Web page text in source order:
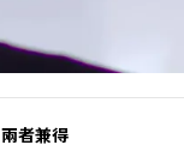
兩者兼得